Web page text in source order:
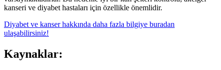
kanseri ve diyabet hastaları için özellikle önemlidir.
Diyabet ve kanser hakkında daha fazla bilgiye buradan
ulaşabilirsiniz!
Kaynaklar: